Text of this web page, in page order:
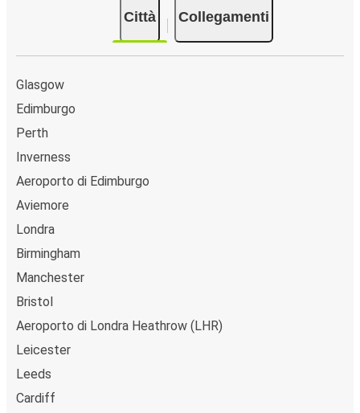
popolari sono: Glasgow, Edimburgo, Perth.
Città Collegamenti
Glasgow
Edimburgo
Perth
Inverness
Aeroporto di Edimburgo
Aviemore
Londra
Birmingham
Manchester
Bristol
Aeroporto di Londra Heathrow (LHR)
Leicester
Leeds
Cardiff